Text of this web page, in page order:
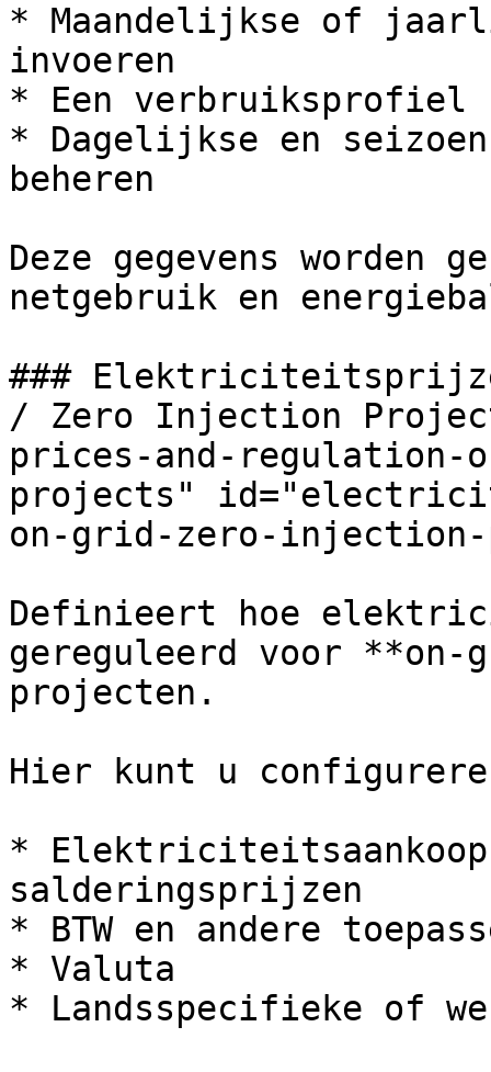
* Maandelijkse of
invoeren
* Een verbruiksprofiel
* Dagelijkse en
beheren
Deze gegevens worden
netgebruik en
###
/ Zero Injection
prices-and-
projects"
on-grid-zero-injection-
Definieert hoe
gereguleerd voor
projecten.
Hier kunt u
*
salderingsprijzen
* BTW en andere
* Valuta
* Landsspecifieke of